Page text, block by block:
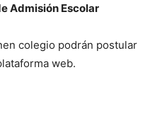
Admisión Escolar
colegio podrán postular
web.